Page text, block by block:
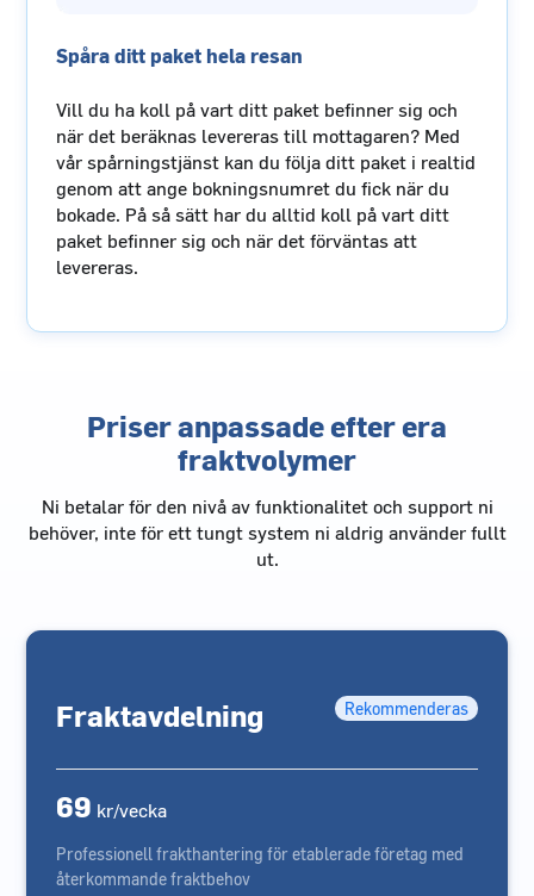
Spåra ditt paket hela resan
Vill du ha koll på vart ditt paket befinner sig och
när det beräknas levereras till mottagaren? Med
vår spårningstjänst kan du följa ditt paket i realtid
genom att ange bokningsnumret du fick när du
bokade. På så sätt har du alltid koll på vart ditt
paket befinner sig och när det förväntas att
levereras.
Priser anpassade efter era
fraktvolymer
Ni betalar för den nivå av funktionalitet och support ni
behöver, inte för ett tungt system ni aldrig använder fullt
ut.
Fraktavdelning Rekommenderas
69 kr/vecka
Professionell frakthantering för etablerade företag med
återkommande fraktbehov